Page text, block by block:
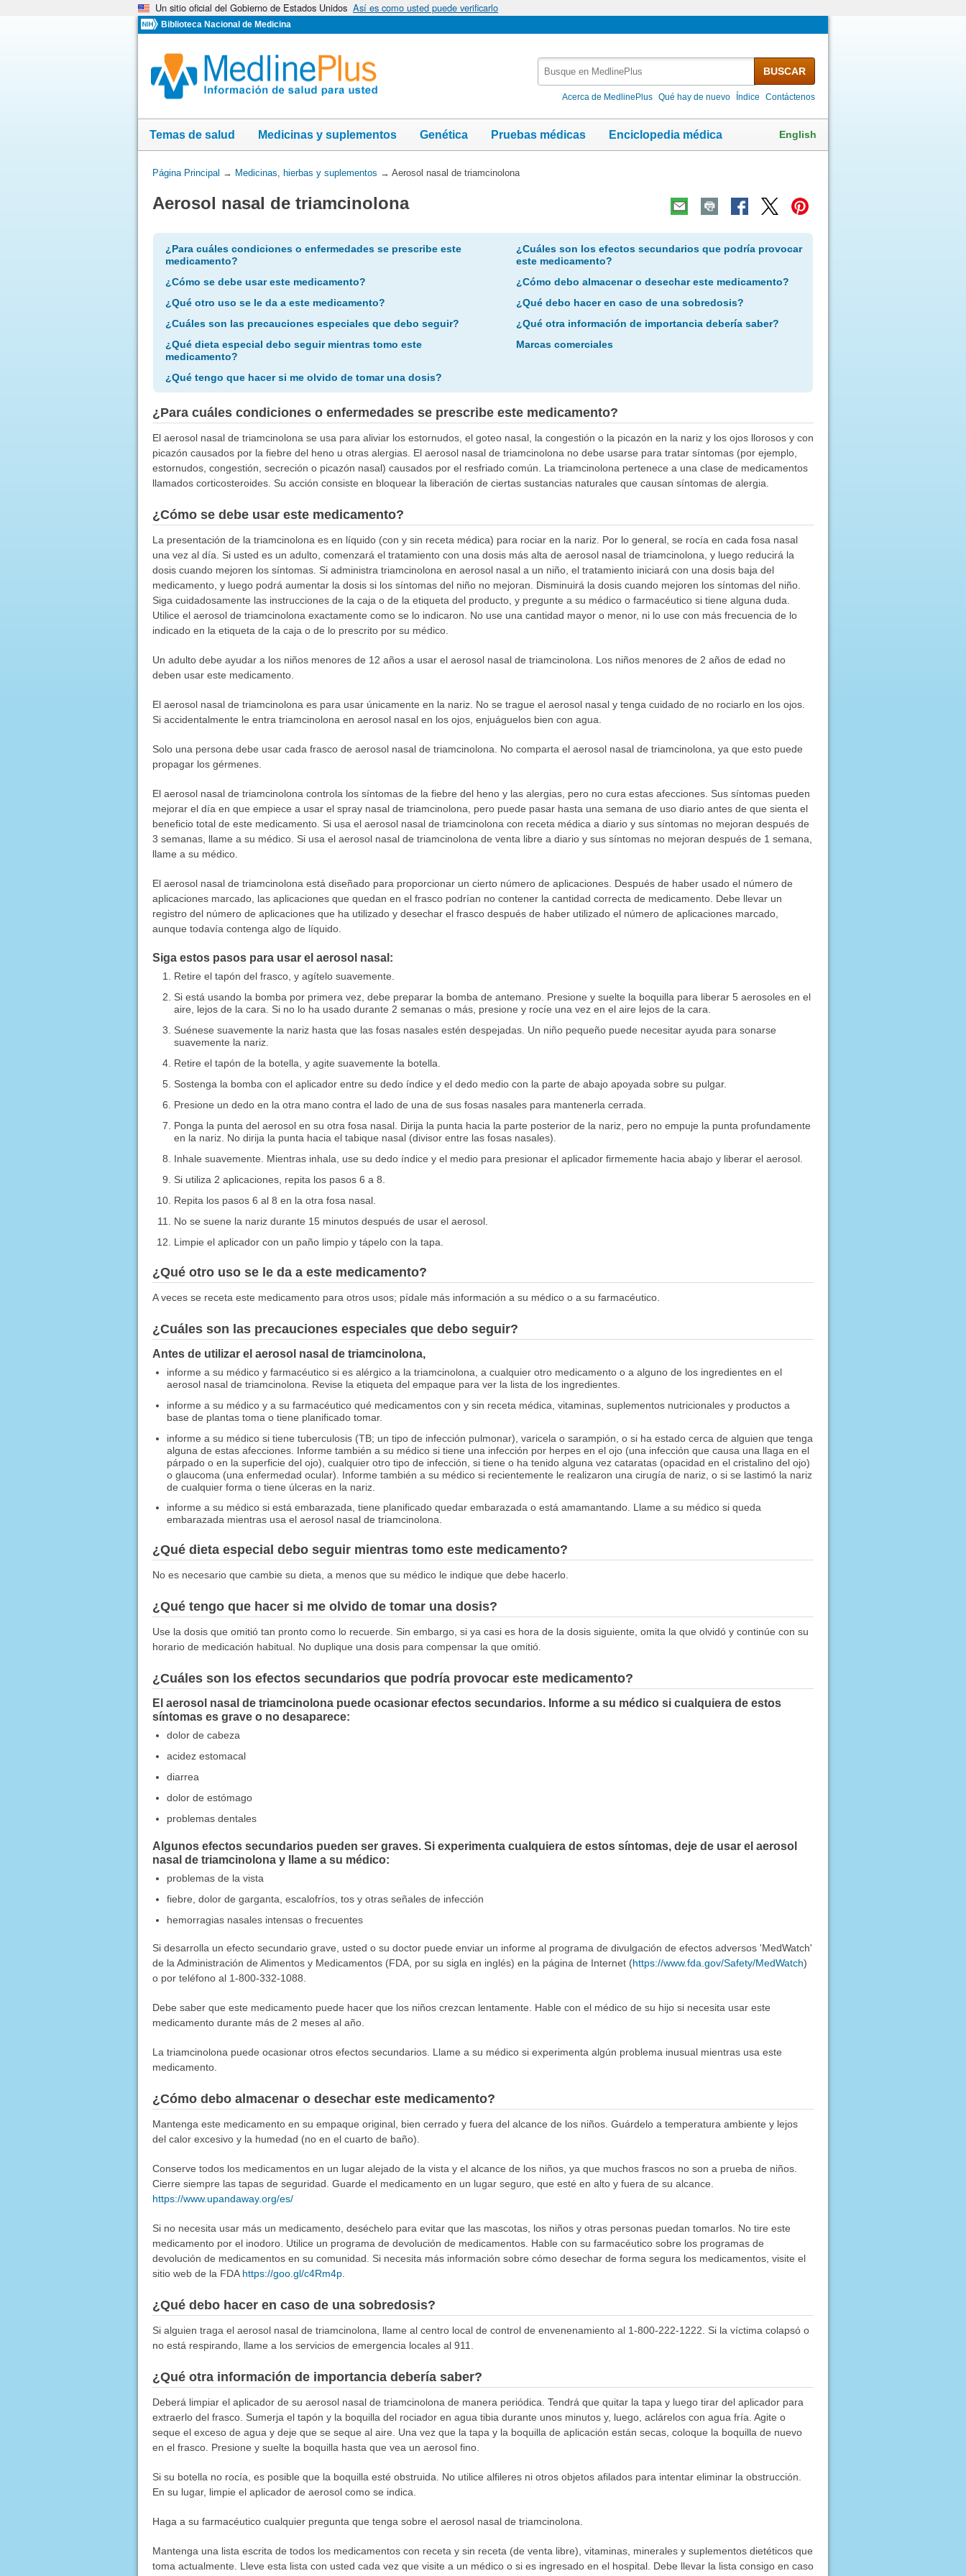
Un sitio oficial del Gobierno de Estados Unidos Así es como usted puede verificarlo
Biblioteca Nacional de Medicina
MedlinePlus
BUSCAR
Acerca de MedlinePlus Qué hay de nuevo Índice Contáctenos
Temas de salud Medicinas y suplementos Genética Pruebas médicas Enciclopedia médica English
Usted
aquí:
Página Principal → Medicinas, hierbas y suplementos → Aerosol nasal de triamcinolona
Aerosol nasal de triamcinolona
¿Para cuáles condiciones o enfermedades se prescribe este
medicamento?
¿Cómo se debe usar este medicamento?
¿Qué otro uso se le da a este medicamento?
¿Cuáles son las precauciones especiales que debo seguir?
¿Qué dieta especial debo seguir mientras tomo este
medicamento?
¿Qué tengo que hacer si me olvido de tomar una dosis?
¿Cuáles son los efectos secundarios que podría provocar
este medicamento?
¿Cómo debo almacenar o desechar este medicamento?
¿Qué debo hacer en caso de una sobredosis?
¿Qué otra información de importancia debería saber?
Marcas comerciales
¿Para cuáles condiciones o enfermedades se prescribe este medicamento?
El aerosol nasal de triamcinolona se usa para aliviar los estornudos, el goteo nasal, la congestión o la picazón en la nariz y los ojos llorosos y con
picazón causados por la fiebre del heno u otras alergias. El aerosol nasal de triamcinolona no debe usarse para tratar síntomas (por ejemplo,
estornudos, congestión, secreción o picazón nasal) causados por el resfriado común. La triamcinolona pertenece a una clase de medicamentos
llamados corticosteroides. Su acción consiste en bloquear la liberación de ciertas sustancias naturales que causan síntomas de alergia.
¿Cómo se debe usar este medicamento?
La presentación de la triamcinolona es en líquido (con y sin receta médica) para rociar en la nariz. Por lo general, se rocía en cada fosa nasal
una vez al día. Si usted es un adulto, comenzará el tratamiento con una dosis más alta de aerosol nasal de triamcinolona, y luego reducirá la
dosis cuando mejoren los síntomas. Si administra triamcinolona en aerosol nasal a un niño, el tratamiento iniciará con una dosis baja del
medicamento, y luego podrá aumentar la dosis si los síntomas del niño no mejoran. Disminuirá la dosis cuando mejoren los síntomas del niño.
Siga cuidadosamente las instrucciones de la caja o de la etiqueta del producto, y pregunte a su médico o farmacéutico si tiene alguna duda.
Utilice el aerosol de triamcinolona exactamente como se lo indicaron. No use una cantidad mayor o menor, ni lo use con más frecuencia de lo
indicado en la etiqueta de la caja o de lo prescrito por su médico.
Un adulto debe ayudar a los niños menores de 12 años a usar el aerosol nasal de triamcinolona. Los niños menores de 2 años de edad no
deben usar este medicamento.
El aerosol nasal de triamcinolona es para usar únicamente en la nariz. No se trague el aerosol nasal y tenga cuidado de no rociarlo en los ojos.
Si accidentalmente le entra triamcinolona en aerosol nasal en los ojos, enjuáguelos bien con agua.
Solo una persona debe usar cada frasco de aerosol nasal de triamcinolona. No comparta el aerosol nasal de triamcinolona, ya que esto puede
propagar los gérmenes.
El aerosol nasal de triamcinolona controla los síntomas de la fiebre del heno y las alergias, pero no cura estas afecciones. Sus síntomas pueden
mejorar el día en que empiece a usar el spray nasal de triamcinolona, pero puede pasar hasta una semana de uso diario antes de que sienta el
beneficio total de este medicamento. Si usa el aerosol nasal de triamcinolona con receta médica a diario y sus síntomas no mejoran después de
3 semanas, llame a su médico. Si usa el aerosol nasal de triamcinolona de venta libre a diario y sus síntomas no mejoran después de 1 semana,
llame a su médico.
El aerosol nasal de triamcinolona está diseñado para proporcionar un cierto número de aplicaciones. Después de haber usado el número de
aplicaciones marcado, las aplicaciones que quedan en el frasco podrían no contener la cantidad correcta de medicamento. Debe llevar un
registro del número de aplicaciones que ha utilizado y desechar el frasco después de haber utilizado el número de aplicaciones marcado,
aunque todavía contenga algo de líquido.
Siga estos pasos para usar el aerosol nasal:
Retire el tapón del frasco, y agítelo suavemente.
Si está usando la bomba por primera vez, debe preparar la bomba de antemano. Presione y suelte la boquilla para liberar 5 aerosoles en el
aire, lejos de la cara. Si no lo ha usado durante 2 semanas o más, presione y rocíe una vez en el aire lejos de la cara.
Suénese suavemente la nariz hasta que las fosas nasales estén despejadas. Un niño pequeño puede necesitar ayuda para sonarse
suavemente la nariz.
Retire el tapón de la botella, y agite suavemente la botella.
Sostenga la bomba con el aplicador entre su dedo índice y el dedo medio con la parte de abajo apoyada sobre su pulgar.
Presione un dedo en la otra mano contra el lado de una de sus fosas nasales para mantenerla cerrada.
Ponga la punta del aerosol en su otra fosa nasal. Dirija la punta hacia la parte posterior de la nariz, pero no empuje la punta profundamente
en la nariz. No dirija la punta hacia el tabique nasal (divisor entre las fosas nasales).
Inhale suavemente. Mientras inhala, use su dedo índice y el medio para presionar el aplicador firmemente hacia abajo y liberar el aerosol.
Si utiliza 2 aplicaciones, repita los pasos 6 a 8.
Repita los pasos 6 al 8 en la otra fosa nasal.
No se suene la nariz durante 15 minutos después de usar el aerosol.
Limpie el aplicador con un paño limpio y tápelo con la tapa.
¿Qué otro uso se le da a este medicamento?
A veces se receta este medicamento para otros usos; pídale más información a su médico o a su farmacéutico.
¿Cuáles son las precauciones especiales que debo seguir?
Antes de utilizar el aerosol nasal de triamcinolona,
informe a su médico y farmacéutico si es alérgico a la triamcinolona, a cualquier otro medicamento o a alguno de los ingredientes en el
aerosol nasal de triamcinolona. Revise la etiqueta del empaque para ver la lista de los ingredientes.
informe a su médico y a su farmacéutico qué medicamentos con y sin receta médica, vitaminas, suplementos nutricionales y productos a
base de plantas toma o tiene planificado tomar.
informe a su médico si tiene tuberculosis (TB; un tipo de infección pulmonar), varicela o sarampión, o si ha estado cerca de alguien que tenga
alguna de estas afecciones. Informe también a su médico si tiene una infección por herpes en el ojo (una infección que causa una llaga en el
párpado o en la superficie del ojo), cualquier otro tipo de infección, si tiene o ha tenido alguna vez cataratas (opacidad en el cristalino del ojo)
o glaucoma (una enfermedad ocular). Informe también a su médico si recientemente le realizaron una cirugía de nariz, o si se lastimó la nariz
de cualquier forma o tiene úlceras en la nariz.
informe a su médico si está embarazada, tiene planificado quedar embarazada o está amamantando. Llame a su médico si queda
embarazada mientras usa el aerosol nasal de triamcinolona.
¿Qué dieta especial debo seguir mientras tomo este medicamento?
No es necesario que cambie su dieta, a menos que su médico le indique que debe hacerlo.
¿Qué tengo que hacer si me olvido de tomar una dosis?
Use la dosis que omitió tan pronto como lo recuerde. Sin embargo, si ya casi es hora de la dosis siguiente, omita la que olvidó y continúe con su
horario de medicación habitual. No duplique una dosis para compensar la que omitió.
¿Cuáles son los efectos secundarios que podría provocar este medicamento?
El aerosol nasal de triamcinolona puede ocasionar efectos secundarios. Informe a su médico si cualquiera de estos
síntomas es grave o no desaparece:
dolor de cabeza
acidez estomacal
diarrea
dolor de estómago
problemas dentales
Algunos efectos secundarios pueden ser graves. Si experimenta cualquiera de estos síntomas, deje de usar el aerosol
nasal de triamcinolona y llame a su médico:
problemas de la vista
fiebre, dolor de garganta, escalofríos, tos y otras señales de infección
hemorragias nasales intensas o frecuentes
Si desarrolla un efecto secundario grave, usted o su doctor puede enviar un informe al programa de divulgación de efectos adversos 'MedWatch'
de la Administración de Alimentos y Medicamentos (FDA, por su sigla en inglés) en la página de Internet (https://www.fda.gov/Safety/MedWatch)
o por teléfono al 1-800-332-1088.
Debe saber que este medicamento puede hacer que los niños crezcan lentamente. Hable con el médico de su hijo si necesita usar este
medicamento durante más de 2 meses al año.
La triamcinolona puede ocasionar otros efectos secundarios. Llame a su médico si experimenta algún problema inusual mientras usa este
medicamento.
¿Cómo debo almacenar o desechar este medicamento?
Mantenga este medicamento en su empaque original, bien cerrado y fuera del alcance de los niños. Guárdelo a temperatura ambiente y lejos
del calor excesivo y la humedad (no en el cuarto de baño).
Conserve todos los medicamentos en un lugar alejado de la vista y el alcance de los niños, ya que muchos frascos no son a prueba de niños.
Cierre siempre las tapas de seguridad. Guarde el medicamento en un lugar seguro, que esté en alto y fuera de su alcance.
https://www.upandaway.org/es/
Si no necesita usar más un medicamento, deséchelo para evitar que las mascotas, los niños y otras personas puedan tomarlos. No tire este
medicamento por el inodoro. Utilice un programa de devolución de medicamentos. Hable con su farmacéutico sobre los programas de
devolución de medicamentos en su comunidad. Si necesita más información sobre cómo desechar de forma segura los medicamentos, visite el
sitio web de la FDAhttps://goo.gl/c4Rm4p.
¿Qué debo hacer en caso de una sobredosis?
Si alguien traga el aerosol nasal de triamcinolona, llame al centro local de control de envenenamiento al 1-800-222-1222. Si la víctima colapsó o
no está respirando, llame a los servicios de emergencia locales al 911.
¿Qué otra información de importancia debería saber?
Deberá limpiar el aplicador de su aerosol nasal de triamcinolona de manera periódica. Tendrá que quitar la tapa y luego tirar del aplicador para
extraerlo del frasco. Sumerja el tapón y la boquilla del rociador en agua tibia durante unos minutos y, luego, aclárelos con agua fría. Agite o
seque el exceso de agua y deje que se seque al aire. Una vez que la tapa y la boquilla de aplicación están secas, coloque la boquilla de nuevo
en el frasco. Presione y suelte la boquilla hasta que vea un aerosol fino.
Si su botella no rocía, es posible que la boquilla esté obstruida. No utilice alfileres ni otros objetos afilados para intentar eliminar la obstrucción.
En su lugar, limpie el aplicador de aerosol como se indica.
Haga a su farmacéutico cualquier pregunta que tenga sobre el aerosol nasal de triamcinolona.
Mantenga una lista escrita de todos los medicamentos con receta y sin receta (de venta libre), vitaminas, minerales y suplementos dietéticos que
toma actualmente. Lleve esta lista con usted cada vez que visite a un médico o si es ingresado en el hospital. Debe llevar la lista consigo en caso